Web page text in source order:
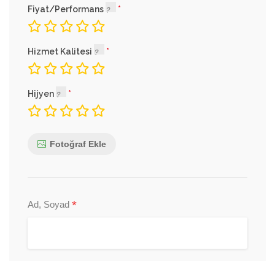
Fiyat/Performans
Hizmet Kalitesi
Hijyen
Fotoğraf Ekle
Ad, Soyad *